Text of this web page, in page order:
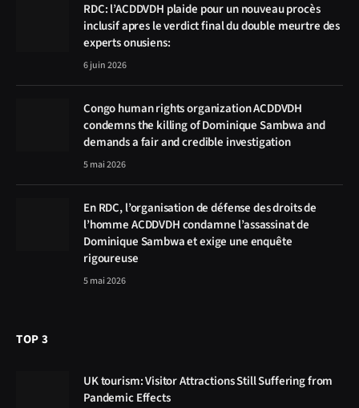
RDC: l’ACDDVDH plaide pour un nouveau procès
inclusif apres le verdict final du double meurtre des
experts onusiens:
6 juin 2026
Congo human rights organization ACDDVDH
condemns the killing of Dominique Sambwa and
demands a fair and credible investigation
5 mai 2026
En RDC, l’organisation de défense des droits de
l’homme ACDDVDH condamne l’assassinat de
Dominique Sambwa et exige une enquête
rigoureuse
5 mai 2026
TOP 3
UK tourism: Visitor Attractions Still Suffering from
Pandemic Effects